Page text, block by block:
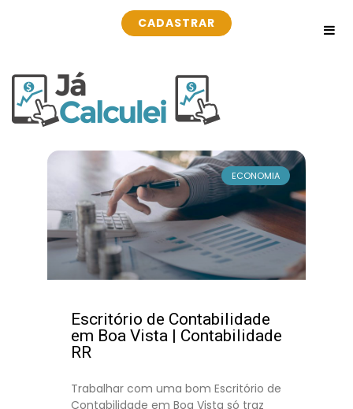
CADASTRAR
ECONOMIA
Escritório de Contabilidade
em Boa Vista | Contabilidade
RR
Trabalhar com uma bom Escritório de
Contabilidade em Boa Vista só traz